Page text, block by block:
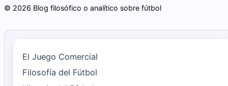
© 2026 Blog filosófico o analítico sobre fútbol
El Juego Comercial
Filosofía del Fútbol